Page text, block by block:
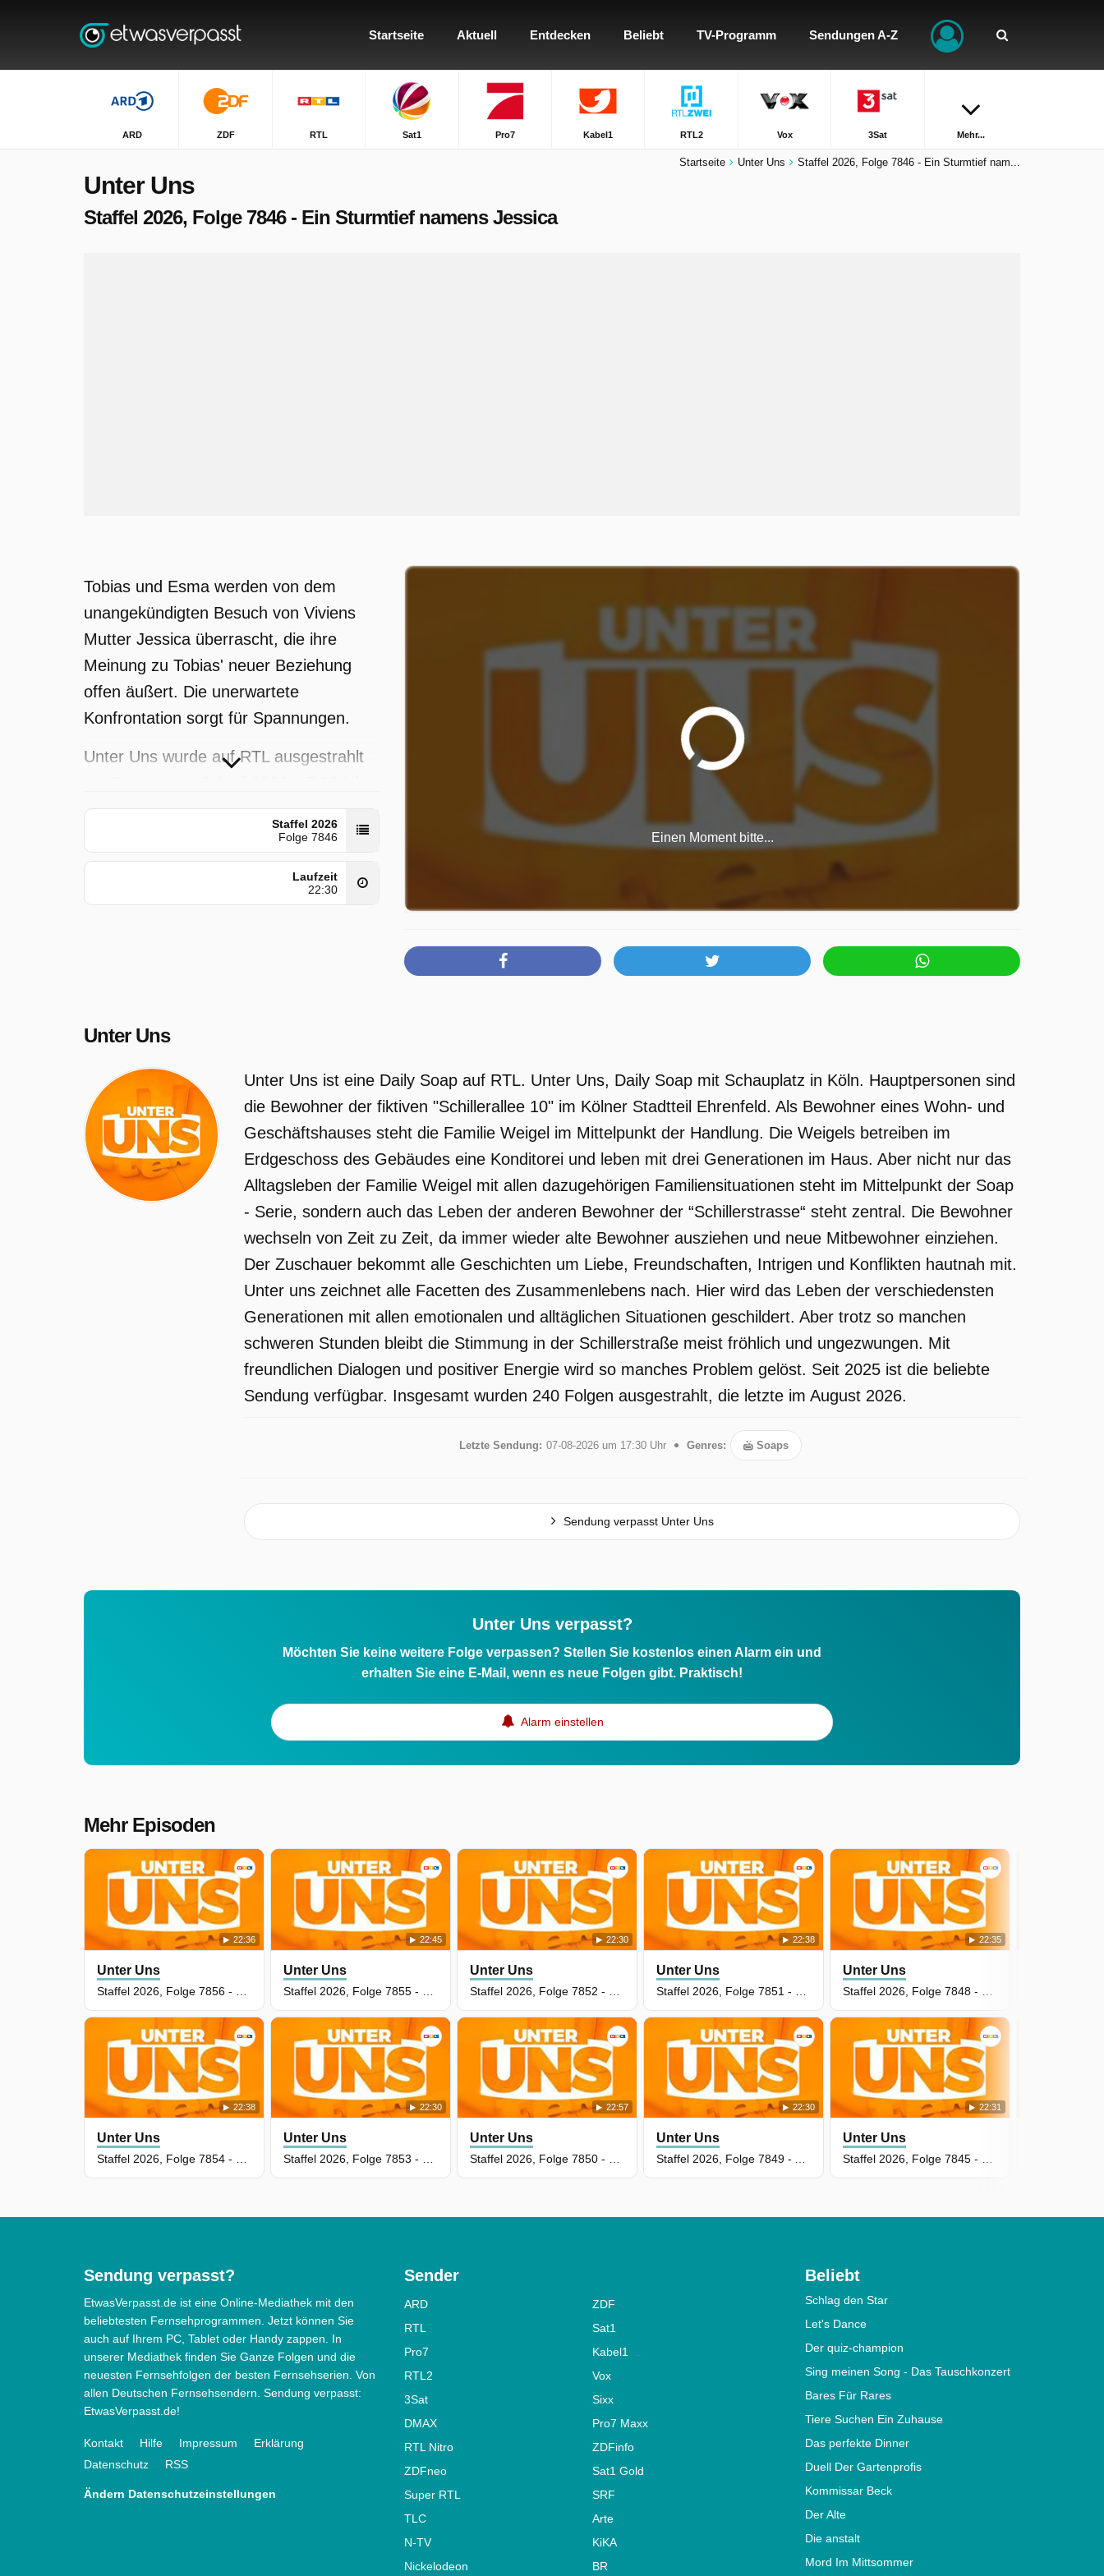
Startseite Aktuell Entdecken Beliebt TV-Programm Sendungen A-Z
ARD ZDF RTL Sat1 Pro7 Kabel1 RTL2 Vox 3Sat Mehr...
Startseite Unter Uns Staffel 2026, Folge 7846 - Ein Sturmtief nam...
Unter Uns
Staffel 2026, Folge 7846 - Ein Sturmtief namens Jessica
Tobias und Esma werden von dem
unangekündigten Besuch von Viviens
Mutter Jessica überrascht, die ihre
Meinung zu Tobias' neuer Beziehung
offen äußert. Die unerwartete
Konfrontation sorgt für Spannungen.
Unter Uns wurde auf RTL ausgestrahlt
Staffel 2026
Folge 7846
Laufzeit
22:30
Einen Moment bitte...
Unter Uns
Unter Uns ist eine Daily Soap auf RTL. Unter Uns, Daily Soap mit Schauplatz in Köln. Hauptpersonen sind
die Bewohner der fiktiven "Schillerallee 10" im Kölner Stadtteil Ehrenfeld. Als Bewohner eines Wohn- und
Geschäftshauses steht die Familie Weigel im Mittelpunkt der Handlung. Die Weigels betreiben im
Erdgeschoss des Gebäudes eine Konditorei und leben mit drei Generationen im Haus. Aber nicht nur das
Alltagsleben der Familie Weigel mit allen dazugehörigen Familiensituationen steht im Mittelpunkt der Soap
- Serie, sondern auch das Leben der anderen Bewohner der “Schillerstrasse“ steht zentral. Die Bewohner
wechseln von Zeit zu Zeit, da immer wieder alte Bewohner ausziehen und neue Mitbewohner einziehen.
Der Zuschauer bekommt alle Geschichten um Liebe, Freundschaften, Intrigen und Konflikten hautnah mit.
Unter uns zeichnet alle Facetten des Zusammenlebens nach. Hier wird das Leben der verschiedensten
Generationen mit allen emotionalen und alltäglichen Situationen geschildert. Aber trotz so manchen
schweren Stunden bleibt die Stimmung in der Schillerstraße meist fröhlich und ungezwungen. Mit
freundlichen Dialogen und positiver Energie wird so manches Problem gelöst. Seit 2025 ist die beliebte
Sendung verfügbar. Insgesamt wurden 240 Folgen ausgestrahlt, die letzte im August 2026.
Letzte Sendung: 07-08-2026 um 17:30 Uhr Genres: Soaps
Sendung verpasst Unter Uns
Unter Uns verpasst?
Möchten Sie keine weitere Folge verpassen? Stellen Sie kostenlos einen Alarm ein und
erhalten Sie eine E-Mail, wenn es neue Folgen gibt. Praktisch!
Alarm einstellen
Mehr Episoden
22:36
Unter Uns
22:45
Unter Uns
22:38
Unter Uns
22:30
Unter Uns
22:30
Unter Uns
22:38
Unter Uns
22:57
Unter Uns
22:30
Unter Uns
22:35
Unter Uns
22:31
Unter Uns
Sendung verpasst?
EtwasVerpasst.de ist eine Online-Mediathek mit den
beliebtesten Fernsehprogrammen. Jetzt können Sie
auch auf Ihrem PC, Tablet oder Handy zappen. In
unserer Mediathek finden Sie Ganze Folgen und die
neuesten Fernsehfolgen der besten Fernsehserien. Von
allen Deutschen Fernsehsendern. Sendung verpasst:
EtwasVerpasst.de!
Kontakt Hilfe Impressum
Erklärung
Datenschutz
RSS
Ändern Datenschutzeinstellungen
Sender
ARD
ZDF
RTL
Sat1
Pro7
Kabel1
RTL2
Vox
3Sat
Sixx
DMAX
Pro7 Maxx
RTL Nitro
ZDFinfo
ZDFneo
Sat1 Gold
Super RTL
SRF
TLC
Arte
N-TV
KiKA
Nickelodeon
BR
Beliebt
Schlag den Star
Let's Dance
Der quiz-champion
Sing meinen Song - Das Tauschkonzert
Bares Für Rares
Tiere Suchen Ein Zuhause
Das perfekte Dinner
Duell Der Gartenprofis
Kommissar Beck
Der Alte
Die anstalt
Mord Im Mittsommer